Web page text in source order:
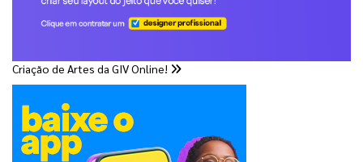
Criação de Artes da GIV Online!